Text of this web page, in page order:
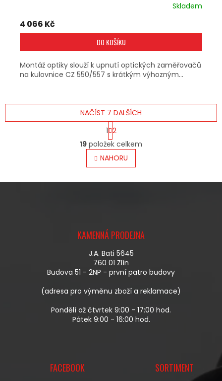
Skladem
4 066 Kč
DO KOŠÍKU
Montáž optiky slouží k upnutí optických zaměřovačů
na kulovnice CZ 550/557 s krátkým výhozným...
O
V
L
Á
V
K
Y
V
Ý
I
U
NAČÍST 7 DALŠÍCH
S
T
R
Á
N
K
V
1 2
19 položek celkem
NAHORU
KAMENNÁ PRODEJNA
J.A. Bati 5645
760 01 Zlín
Budova 51 - 2NP - první patro budovy
(adresa pro výměnu zboží a reklamace)
Pondělí až čtvrtek 9:00 - 17:00 hod.
Pátek 9:00 - 16:00 hod.
FACEBOOK SORTIMENT